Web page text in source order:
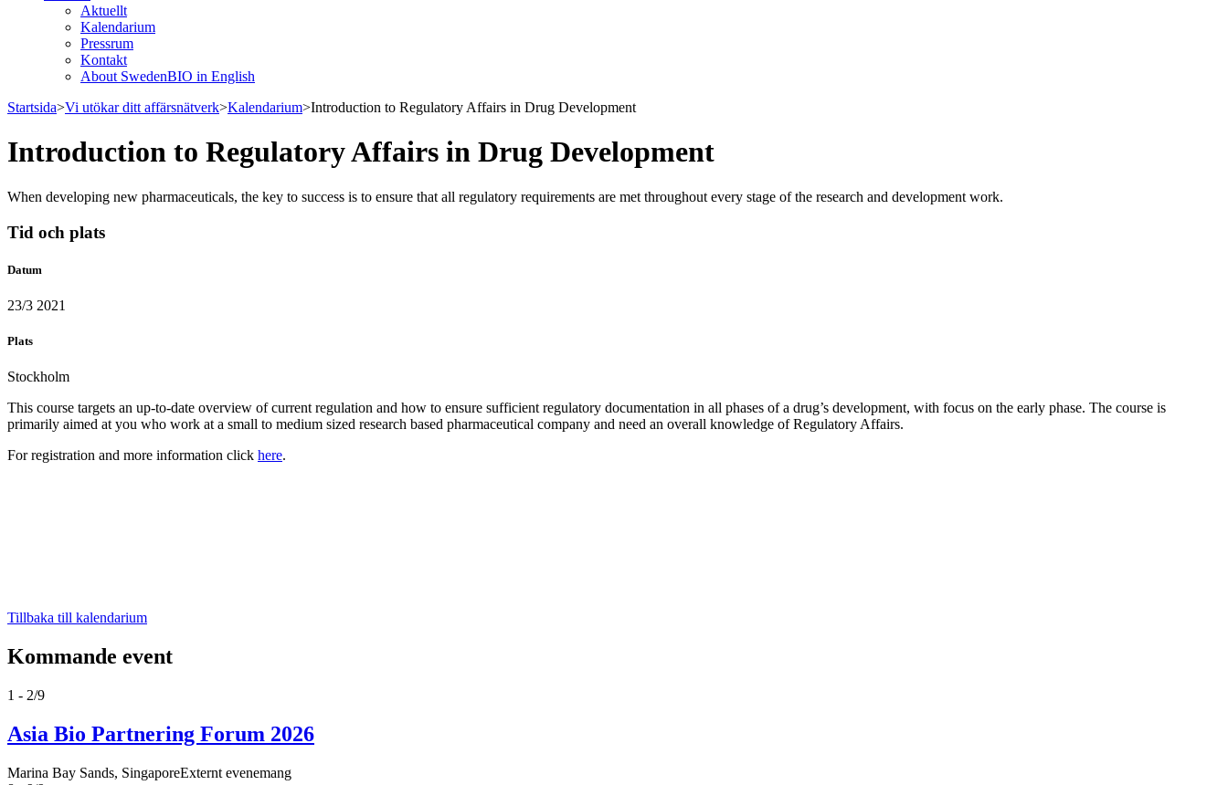
Aktuellt
Kalendarium
Pressrum
Kontakt
About SwedenBIO in English
Startsida>Vi utökar ditt affärsnätverk>Kalendarium>Introduction to Regulatory Affairs in Drug Development
Introduction to Regulatory Affairs in Drug Development
When developing new pharmaceuticals, the key to success is to ensure that all regulatory requirements are met throughout every stage of the research and development work.
Tid och plats
Datum
23/3 2021
Plats
Stockholm
This course targets an up-to-date overview of current regulation and how to ensure sufficient regulatory documentation in all phases of a drug’s development, with focus on the early phase. The course is
primarily aimed at you who work at a small to medium sized research based pharmaceutical company and need an overall knowledge of Regulatory Affairs.
For registration and more information click here.
Tillbaka till kalendarium
Kommande event
1 - 2/9
Asia Bio Partnering Forum 2026
Marina Bay Sands, SingaporeExternt evenemang